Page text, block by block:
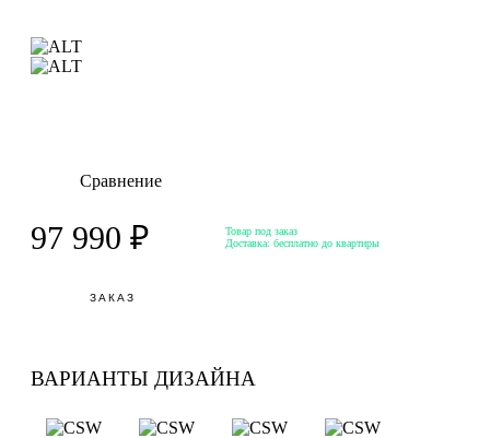
ВАРИАНТЫ ДИЗАЙНА
Сравнение
97 990 ₽
Товар под заказ
Доставка: бесплатно до квартиры
ЗАКАЗ